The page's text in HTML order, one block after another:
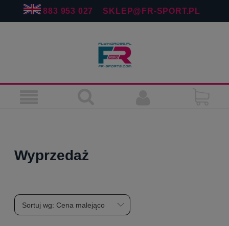
883 953 027 SKLEP@FR-SPORT.PL
Wyprzedaż
Sortuj wg: Cena malejąco